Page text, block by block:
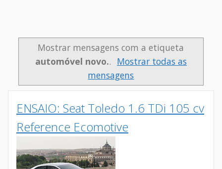
Mostrar mensagens com a etiqueta
automóvel novo.. Mostrar todas as
mensagens
ENSAIO: Seat Toledo 1.6 TDi 105 cv
Reference Ecomotive